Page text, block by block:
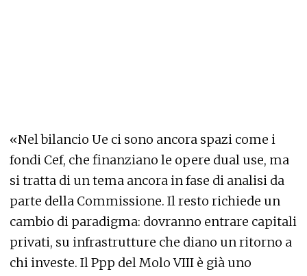
«Nel bilancio Ue ci sono ancora spazi come i
fondi Cef, che finanziano le opere dual use, ma
si tratta di un tema ancora in fase di analisi da
parte della Commissione. Il resto richiede un
cambio di paradigma: dovranno entrare capitali
privati, su infrastrutture che diano un ritorno a
chi investe. Il Ppp del Molo VIII è già uno